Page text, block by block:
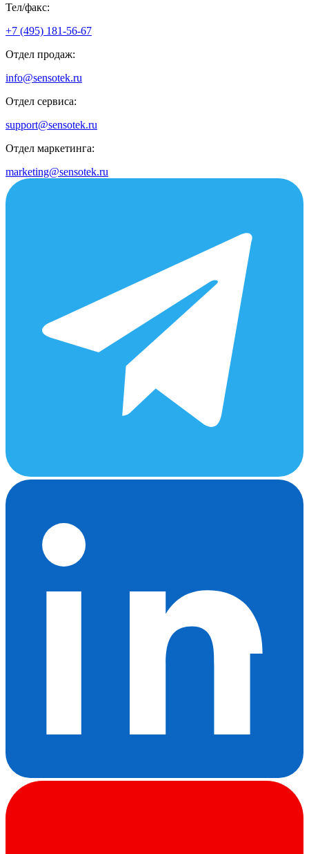
Тел/факс:
+7 (495) 181-56-67
Отдел продаж:
info@sensotek.ru
Отдел сервиса:
support@sensotek.ru
Отдел маркетинга:
marketing@sensotek.ru